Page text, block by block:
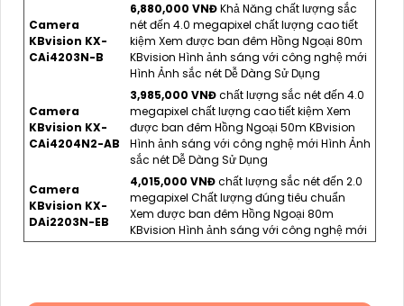
Camera
KBvision KX-
CAi4203N-B
6,880,000 VNĐKhả Năng chất lượng sắc
nét đến 4.0 megapixel chất lượng cao tiết
kiệm Xem được ban đêm Hồng Ngoại 80m
KBvision Hình ảnh sáng với công nghệ mới
Hình Ảnh sắc nét Dễ Dàng Sử Dụng
Camera
KBvision KX-
CAi4204N2-AB
3,985,000 VNĐchất lượng sắc nét đến 4.0
megapixel chất lượng cao tiết kiệm Xem
được ban đêm Hồng Ngoại 50m KBvision
Hình ảnh sáng với công nghệ mới Hình Ảnh
sắc nét Dễ Dàng Sử Dụng
Camera
KBvision KX-
DAi2203N-EB
4,015,000 VNĐchất lượng sắc nét đến 2.0
megapixel Chất lượng đúng tiêu chuẩn
Xem được ban đêm Hồng Ngoại 80m
KBvision Hình ảnh sáng với công nghệ mới